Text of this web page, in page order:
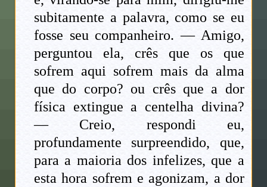
subitamente a palavra, como se eu
fosse seu companheiro. — Amigo,
perguntou ela, crês que os que
sofrem aqui sofrem mais da alma
que do corpo? ou crês que a dor
física extingue a centelha divina?
— Creio, respondi eu,
profundamente surpreendido, que,
para a maioria dos infelizes, que a
esta hora sofrem e agonizam, a dor